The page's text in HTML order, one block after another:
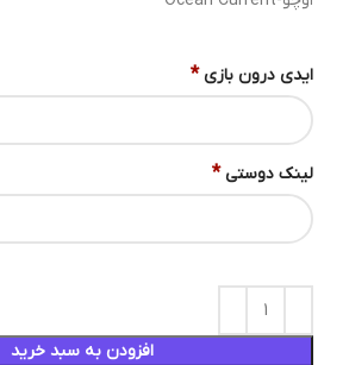
ایدی درون بازی *
لینک دوستی *
افزودن به سبد خرید